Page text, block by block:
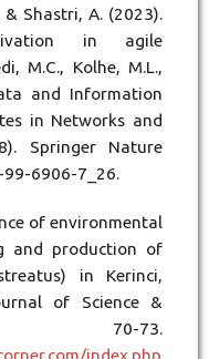
Shastri, A. (2023).
in agile
M.C., Kolhe, M.L.,
and Information
in Networks and
Springer Nature
99-6906-7_26.
of environmental
and production of
in Kerinci,
of Science &
70-73.
index.php